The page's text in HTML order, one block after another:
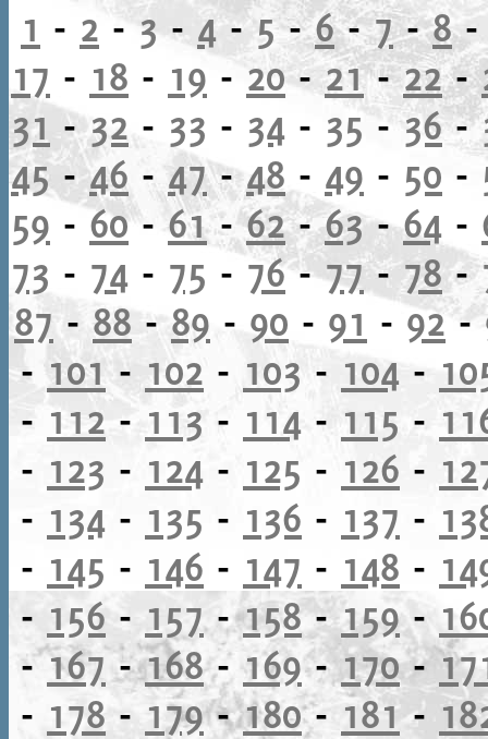
1 - 2 -3- 4-5-6-7-8
17 - 18 - 19 -20-21-22-
31 -32 - 33 - 34 - 35-36-
45-46 -47-48 - 49 - 50 -
59 -60-61-62-63-64 -
73 - 74 - 75 - 76-77-78-
87 - 88- 89 - 90 - 91 - 92-
-101- 102 - 103- 104 -
- 112 - 113 - 114 - 115 -
- 123 - 124 - 125 - 126 -
- 134 - 135 - 136 - 137 -
- 145 - 146 - 147 - 148 -
- 156 - 157-158-159-
-167-168- 169-170-
- 178 - 179-180- 181-